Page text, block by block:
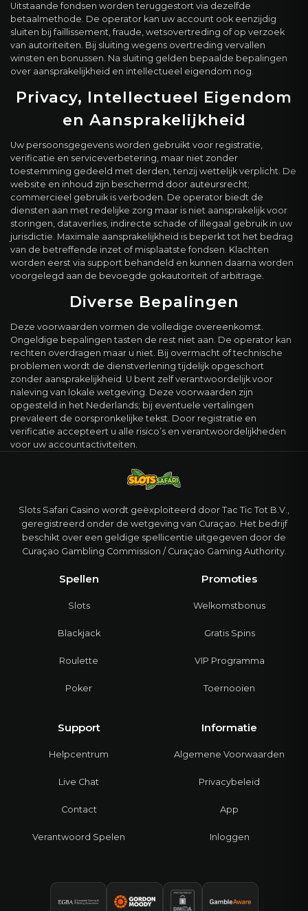
Uitstaande fondsen worden teruggestort via dezelfde
betaalmethode. De operator kan uw account ook eenzijdig
sluiten bij faillissement, fraude, wetsovertreding of op verzoek
van autoriteiten. Bij sluiting wegens overtreding vervallen
winsten en bonussen. Na sluiting gelden bepaalde bepalingen
over aansprakelijkheid en intellectueel eigendom nog.
Privacy, Intellectueel Eigendom
en Aansprakelijkheid
Uw persoonsgegevens worden gebruikt voor registratie,
verificatie en serviceverbetering, maar niet zonder
toestemming gedeeld met derden, tenzij wettelijk verplicht. De
website en inhoud zijn beschermd door auteursrecht;
commercieel gebruik is verboden. De operator biedt de
diensten aan met redelijke zorg maar is niet aansprakelijk voor
storingen, dataverlies, indirecte schade of illegaal gebruik in uw
jurisdictie. Maximale aansprakelijkheid is beperkt tot het bedrag
van de betreffende inzet of misplaatste fondsen. Klachten
worden eerst via support behandeld en kunnen daarna worden
voorgelegd aan de bevoegde gokautoriteit of arbitrage.
Diverse Bepalingen
Deze voorwaarden vormen de volledige overeenkomst.
Ongeldige bepalingen tasten de rest niet aan. De operator kan
rechten overdragen maar u niet. Bij overmacht of technische
problemen wordt de dienstverlening tijdelijk opgeschort
zonder aansprakelijkheid. U bent zelf verantwoordelijk voor
naleving van lokale wetgeving. Deze voorwaarden zijn
opgesteld in het Nederlands; bij eventuele vertalingen
prevaleert de oorspronkelijke tekst. Door registratie en
verificatie accepteert u alle risico’s en verantwoordelijkheden
voor uw accountactiviteiten.
Slots Safari Casino wordt geëxploiteerd door Tac Tic Tot B.V.,
geregistreerd onder de wetgeving van Curaçao. Het bedrijf
beschikt over een geldige spellicentie uitgegeven door de
Curaçao Gambling Commission / Curaçao Gaming Authority.
Spellen
Slots
Blackjack
Roulette
Poker
Promoties
Welkomstbonus
Gratis Spins
VIP Programma
Toernooien
Support
Helpcentrum
Live Chat
Contact
Verantwoord Spelen
Informatie
Algemene Voorwaarden
Privacybeleid
App
Inloggen